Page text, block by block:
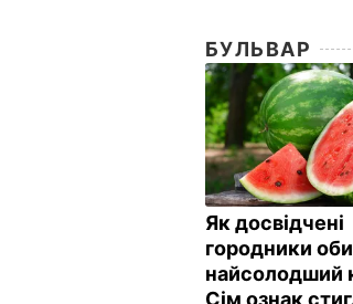
БУЛЬВАР
Як досвідчені
городники
найсолодший
Сім ознак